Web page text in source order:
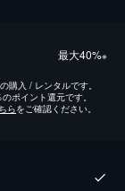
最⼤40%※
購入 / レンタルです。
ポイント還元です。
らをご確認ください。